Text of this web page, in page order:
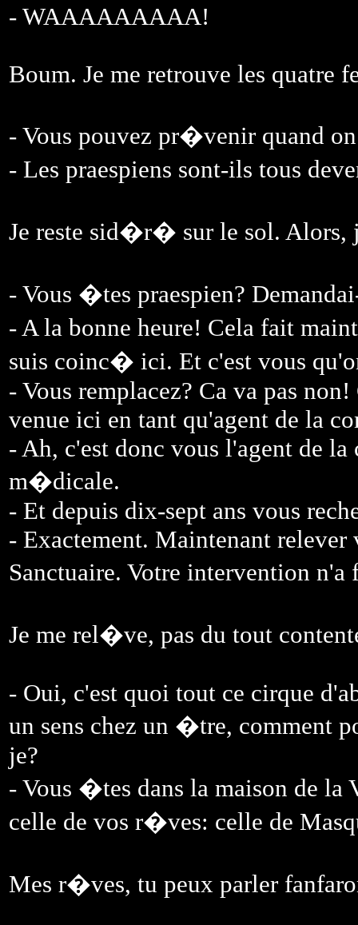
- WAAAAAAAAA!
Boum. Je me retrouve les quatre
- Vous pouvez pr�venir quand
- Les praespiens sont-ils tous
Je reste sid�r� sur le sol. Alors,
- Vous �tes praespien?
- A la bonne heure! Cela fait
suis coinc� ici. Et c'est vous
- Vous remplacez? Ca va pas
venue ici en tant qu'agent de la
- Ah, c'est donc vous l'agent de la
m�dicale.
- Et depuis dix-sept ans vous
- Exactement. Maintenant relever
Sanctuaire. Votre intervention
Je me rel�ve, pas du tout
- Oui, c'est quoi tout ce cirque
un sens chez un �tre,
je?
- Vous �tes dans la maison de la
celle de vos r�ves: celle de
Mes r�ves, tu peux parler